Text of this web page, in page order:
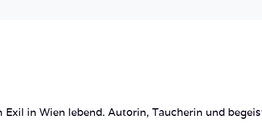
in Wien lebend. Autorin, Taucherin und